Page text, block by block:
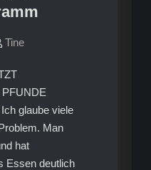
Tine
glaube viele
Man
hat
Essen deutlich